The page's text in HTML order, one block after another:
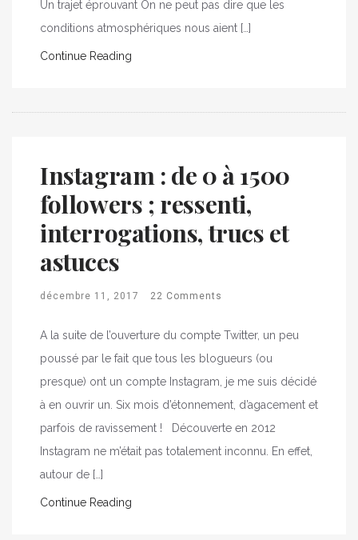
Un trajet éprouvant On ne peut pas dire que les
conditions atmosphériques nous aient […]
Continue Reading
Instagram : de 0 à 1500
followers ; ressenti,
interrogations, trucs et
astuces
décembre 11, 2017 22 Comments
A la suite de l’ouverture du compte Twitter, un peu
poussé par le fait que tous les blogueurs (ou
presque) ont un compte Instagram, je me suis décidé
à en ouvrir un. Six mois d’étonnement, d’agacement et
parfois de ravissement ! Découverte en 2012
Instagram ne m’était pas totalement inconnu. En effet,
autour de […]
Continue Reading